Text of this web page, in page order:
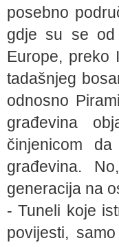
posebno
gdje su se od
Europe, preko
tadašnjeg
odnosno
građevina
činjenicom
građevina.
generacija na
- Tuneli koje
povijesti,